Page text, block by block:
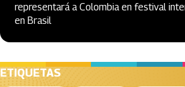
representará a Colombia en festival
en Brasil
ETIQUETAS